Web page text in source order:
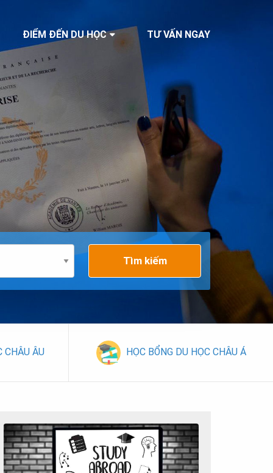
ĐIỂM ĐẾN DU HỌC TƯ VẤN NGAY
Tìm kiếm
CHÂU ÂU HỌC BỔNG DU HỌC CHÂU Á